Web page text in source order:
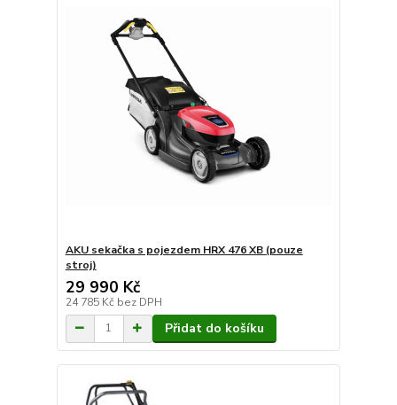
AKU sekačka s pojezdem HRX 476 XB (pouze
stroj)
29 990 Kč
24 785 Kč bez DPH
Přidat do košíku